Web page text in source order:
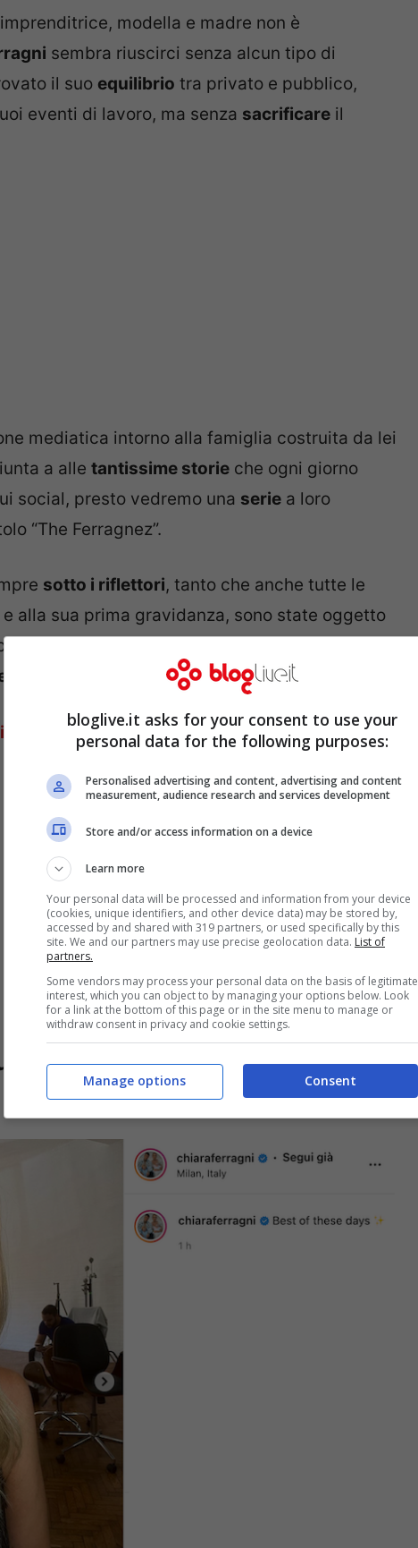
modella e madre non è
sembra riuscirci senza alcun tipo di
il suo equilibrio tra privato e pubblico,
eventi di lavoro, ma senza sacrificare il
mediatica intorno alla famiglia costruita da lei
a alle tantissime storie che ogni giorno
social, presto vedremo una serie a loro
“The Ferragnez”.
sotto i riflettori, tanto che anche tutte le
alla sua prima gravidanza, sono state oggetto
Qui, tutto ciò di non pubblicato sui social
e documentaristica.
lingerie è da urlo: una visione paradisiaca a
best della settimana su
bloglive.it asks for your consent to use your
personal data for the following purposes:
Personalised advertising and content, advertising and content
measurement, audience research and services development
Store and/or access information on a device
Learn more
Your personal data will be processed and information from your device
(cookies, unique identifiers, and other device data) may be stored by,
accessed by and shared with 319 partners, or used specifically by this
site. We and our partners may use precise geolocation data. List of
partners.
Some vendors may process your personal data on the basis of legitimate
interest, which you can object to by managing your options below. Look
for a link at the bottom of this page or in the site menu to manage or
withdraw consent in privacy and cookie settings.
Consent
Manage options